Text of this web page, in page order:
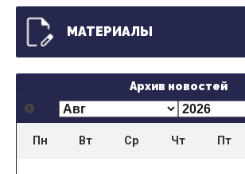
МАТЕРИАЛЫ
Архив новостей
Пн Вт Ср Чт Пт